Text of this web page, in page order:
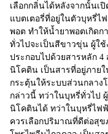
เลือกกลิ่นได้หลังจากนั้นเปิ
แบตเตอรี่ที่อยู่ในตัวบุหรี่ไ
พอต ทำให้น้ำยาพอตเกิดก
ทั่วไปจะเป็นสีขาวขุ่น ผู้ใ
ประกอบไปด้วยสารหลัก 4
นิโคติน เป็นสารที่อยู่ภาย
กระตุ้นให้ระบบส่วนกลาง
กล่าวนี้ ทว่าในบุหรี่ทั่วไป
นิโคตินได้ ทว่าในบุหรี่ไฟ
ควรเลือกปริมาณที่ดีต่อสุข